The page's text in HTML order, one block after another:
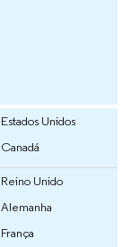
Estados Unidos
Canadá
Reino Unido
Alemanha
França